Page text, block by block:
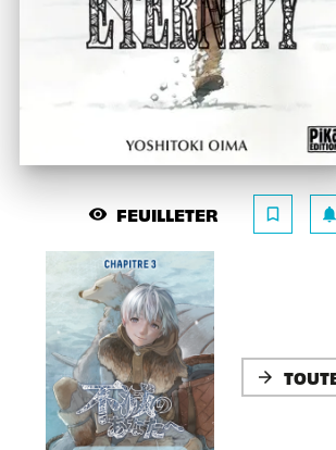
visibility FEUILLETER bookmark_border notifications
arrow_forward